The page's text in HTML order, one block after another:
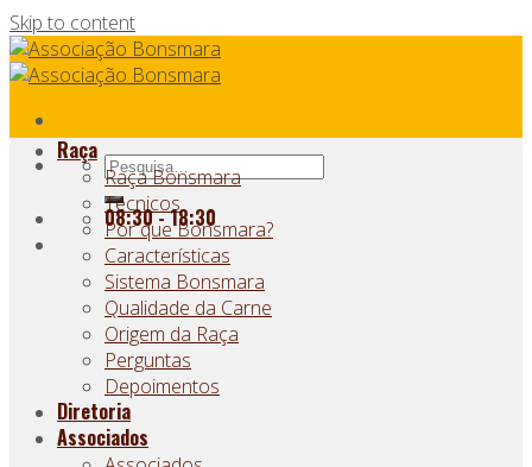
Skip to content
08:30 - 18:30
Raça
Raça Bonsmara
Técnicos
Por que Bonsmara?
Características
Sistema Bonsmara
Qualidade da Carne
Origem da Raça
Perguntas
Depoimentos
Diretoria
Associados